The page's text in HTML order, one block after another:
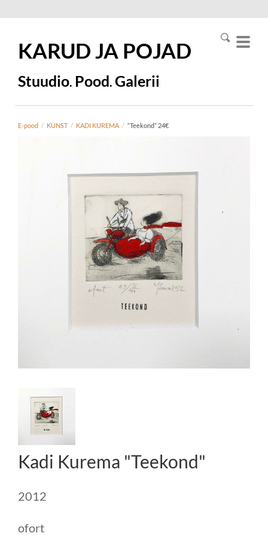
KARUD JA POJAD
Stuudio. Pood. Galerii
E-pood / KUNST / KADI KUREMA / “Teekond” 24€
Kadi Kurema "Teekond"
2012
ofort